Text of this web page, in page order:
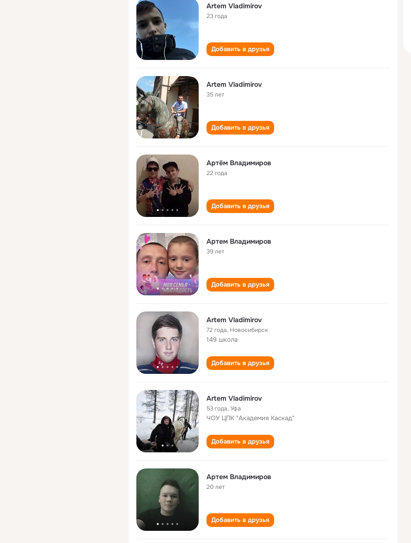
Artem Vladimirov
23 года
Добавить в друзья
Artem Vladimirov
35 лет
Добавить в друзья
Артём Владимиров
22 года
Добавить в друзья
Артем Владимиров
39 лет
Добавить в друзья
Artem Vladimirov
72 года, Новосибирск
149 школа
Добавить в друзья
Artem Vladimirov
53 года,Уфа
ЧОУ ЦПК "Академия Каскад"
Добавить в друзья
Артем Владимиров
20 лет
Добавить в друзья